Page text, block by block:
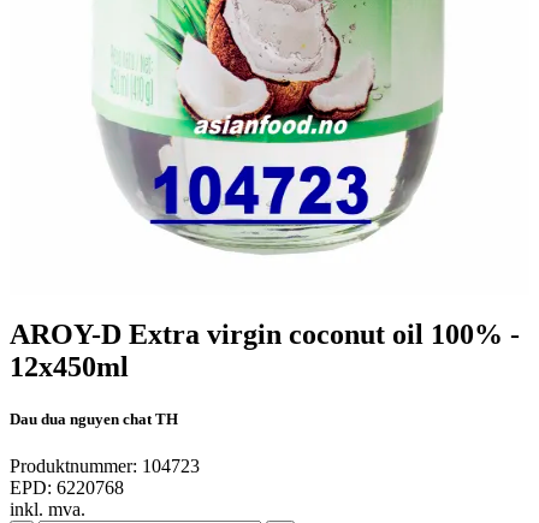
AROY-D Extra virgin coconut oil 100% -
12x450ml
Dau dua nguyen chat TH
Produktnummer: 104723
EPD: 6220768
inkl. mva.